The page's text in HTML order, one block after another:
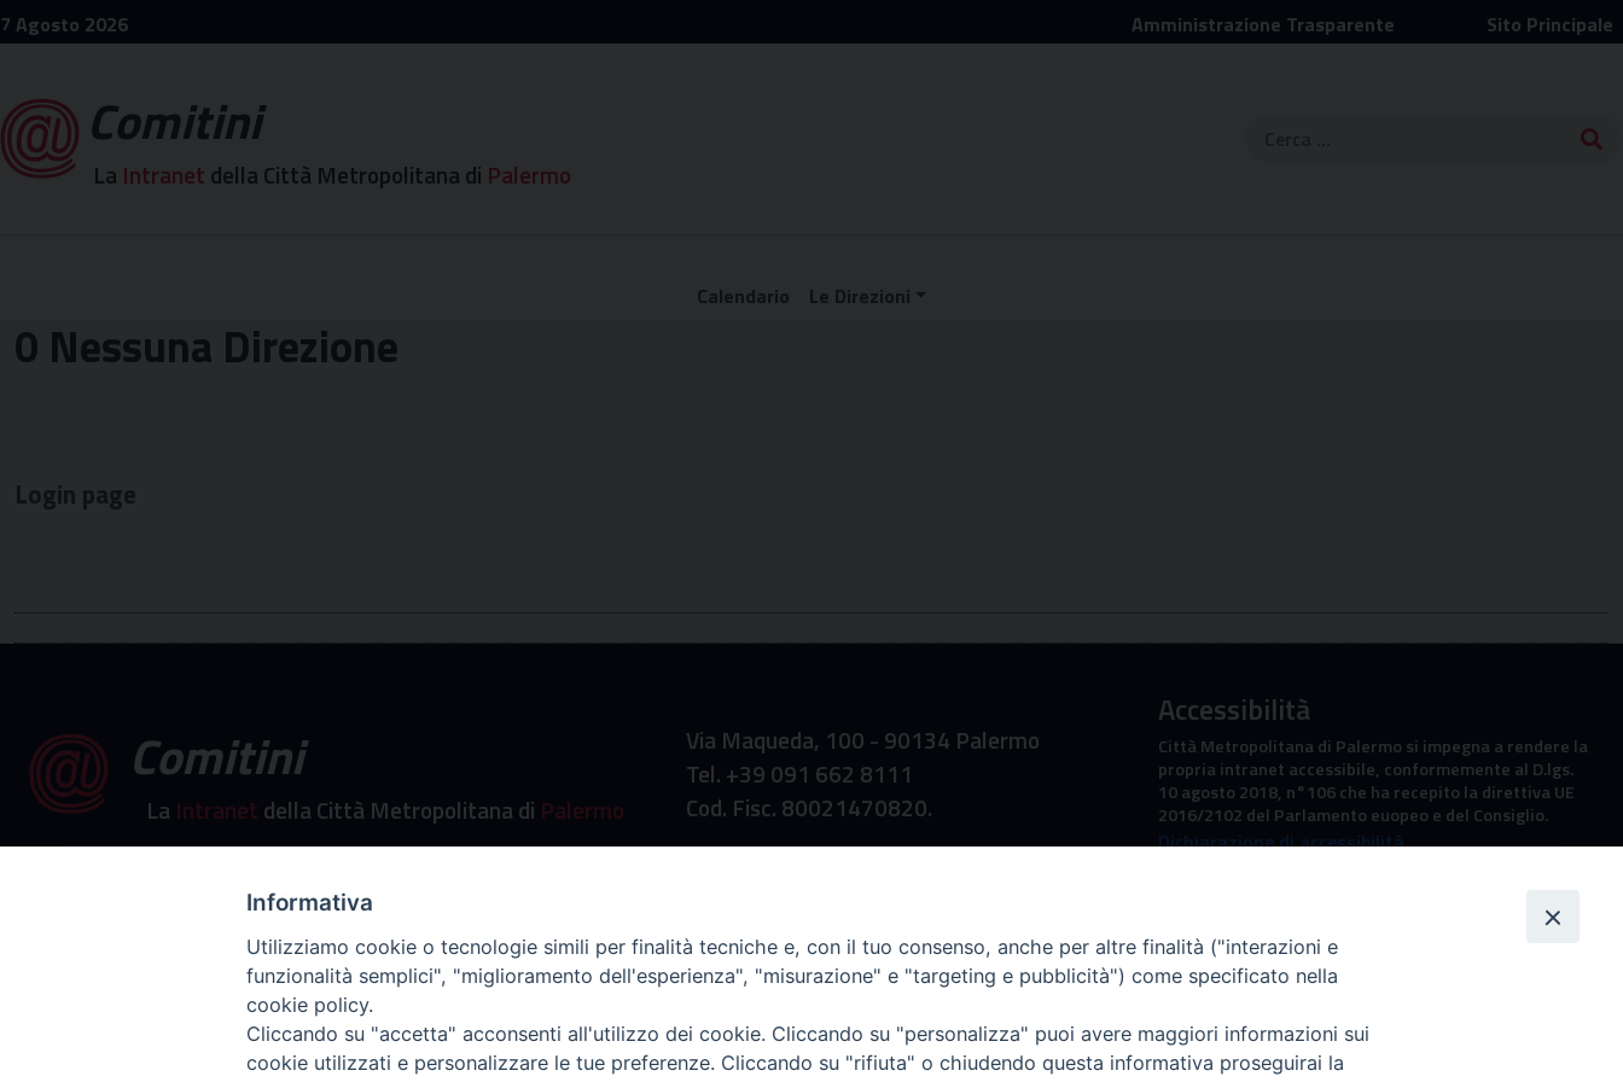
Skip
to
7 Agosto 2026 Amministrazione Trasparente Sito Principale
Comitini
La Intranet della Città Metropolitana di Palermo
Calendario Le Direzioni
0 Nessuna Direzione
Login page
Comitini
La Intranet della Città Metropolitana di Palermo
Via Maqueda, 100 - 90134 Palermo
Tel. +39 091 662 8111
Cod. Fisc. 80021470820.
Accessibilità
Città Metropolitana di Palermo si impegna a rendere la
propria intranet accessibile, conformemente al D.lgs.
10 agosto 2018, n°106 che ha recepito la direttiva UE
2016/2102 del Parlamento euopeo e del Consiglio.
Dichiarazione di accessibilità
Informativa
Utilizziamo cookie o tecnologie simili per finalità tecniche e, con il tuo consenso, anche per altre finalità ("interazioni e
funzionalità semplici", "miglioramento dell'esperienza", "misurazione" e "targeting e pubblicità") come specificato nella
cookie policy.
Cliccando su "accetta" acconsenti all'utilizzo dei cookie. Cliccando su "personalizza" puoi avere maggiori informazioni sui
cookie utilizzati e personalizzare le tue preferenze. Cliccando su "rifiuta" o chiudendo questa informativa proseguirai la